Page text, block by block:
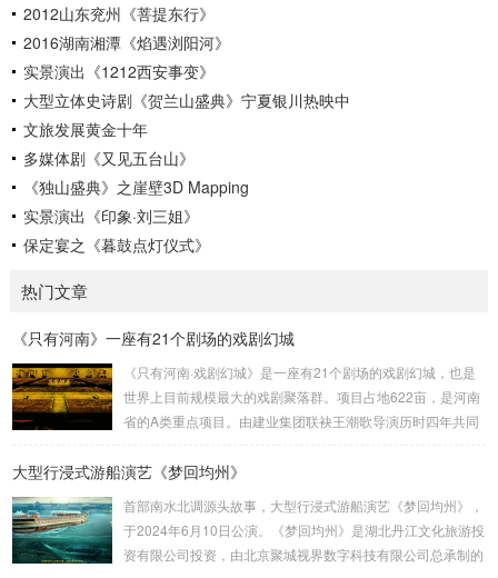
2012山东兖州《菩提东行》
2016湖南湘潭《焰遇浏阳河》
实景演出《1212西安事变》
大型立体史诗剧《贺兰山盛典》宁夏银川热映中
文旅发展黄金十年
多媒体剧《又见五台山》
《独山盛典》之崖壁3D Mapping
实景演出《印象·刘三姐》
保定宴之《暮鼓点灯仪式》
热门文章
《只有河南》一座有21个剧场的戏剧幻城
《只有河南·戏剧幻城》是一座有21个剧场的戏剧幻城，也是
世界上目前规模最大的戏剧聚落群。项目占地622亩，是河南
省的A类重点项目。由建业集团联袂王潮歌导演历时四年共同
——“只有”系列的扛鼎之作。作为一部以厚重的中原文化为题
述河南故事。王潮歌导演用棋盘的格局把土地方格化、戏剧
化，将数个剧场聚落群粘合在一起，为世界打造了一个戏剧王
国。聚城视界深度参与了该项目，负责了幻...
大型行浸式游船演艺《梦回均州》
首部南水北调源头故事，大型行浸式游船演艺《梦回均州》，
于2024年6月10日公演。《梦回均州》是湖北丹江文化旅游投
资有限公司投资，由北京聚城视界数字科技有限公司总承制的